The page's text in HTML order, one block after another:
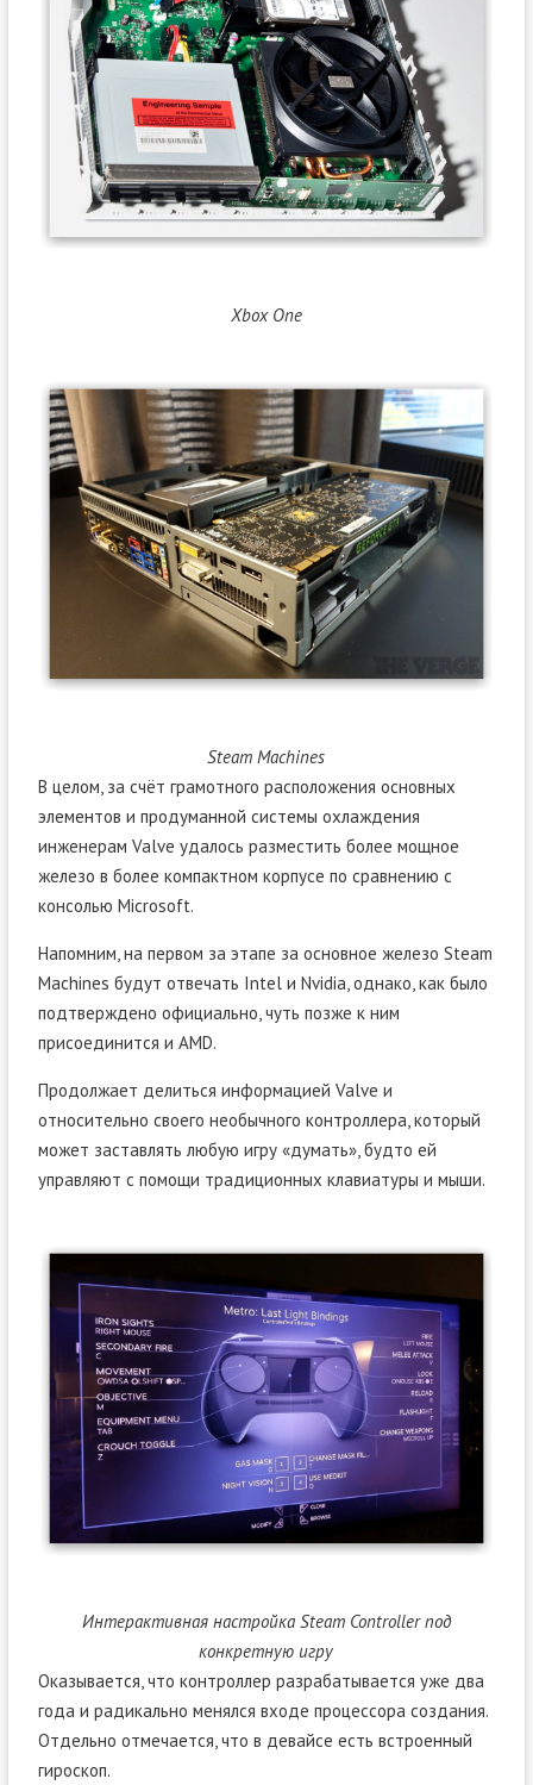
Xbox One
Steam Machines
В целом, за счёт грамотного расположения основных
элементов и продуманной системы охлаждения
инженерам Valve удалось разместить более мощное
железо в более компактном корпусе по сравнению с
консолью Microsoft.
Напомним, на первом за этапе за основное железо Steam
Machines будут отвечать Intel и Nvidia, однако, как было
подтверждено официально, чуть позже к ним
присоединится и AMD.
Продолжает делиться информацией Valve и
относительно своего необычного контроллера, который
может заставлять любую игру «думать», будто ей
управляют с помощи традиционных клавиатуры и мыши.
Интерактивная настройка Steam Controller под
конкретную игру
Оказывается, что контроллер разрабатывается уже два
года и радикально менялся входе процессора создания.
Отдельно отмечается, что в девайсе есть встроенный
гироскоп.